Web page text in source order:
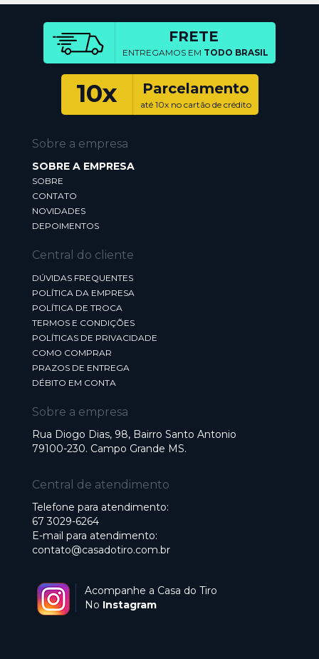
FRETE
ENTREGAMOS EM TODO BRASIL
10x Parcelamento
até 10x no cartão de crédito
Sobre a empresa
SOBRE A EMPRESA
SOBRE
CONTATO
NOVIDADES
DEPOIMENTOS
Central do cliente
DÚVIDAS FREQUENTES
POLÍTICA DA EMPRESA
POLÍTICA DE TROCA
TERMOS E CONDIÇÕES
POLÍTICAS DE PRIVACIDADE
COMO COMPRAR
PRAZOS DE ENTREGA
DÉBITO EM CONTA
Sobre a empresa
Rua Diogo Dias, 98, Bairro Santo Antonio
79100-230. Campo Grande MS.
Central de atendimento
Telefone para atendimento:
67 3029-6264
E-mail para atendimento:
contato@casadotiro.com.br
Acompanhe a Casa do Tiro
No Instagram